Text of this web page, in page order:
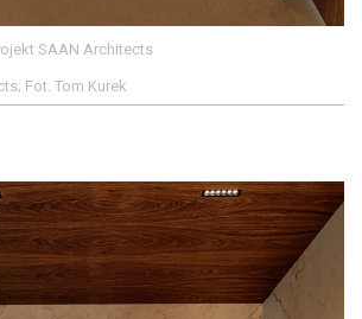
SAAN Architects
Fot. Tom Kurek